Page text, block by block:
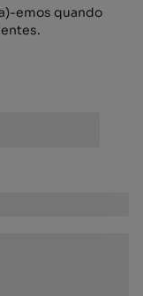
emos quando